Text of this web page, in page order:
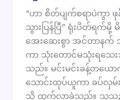
“ဟာ စိတ်ပျက်စရာပဲကွာ
သွားပြန်ပြီ” ရုံးပိတ်ရက်
အေးဆေးစွာ အင်တာနက်
ကာ သုံးတောင်မသုံးရသ
သည်။ မင်းမင်းခန့်တယေ
သောင်းထုပ်ယူကာ ခပ်လှ
သို့ ထွက်လာခဲ့သည်။ သူသ